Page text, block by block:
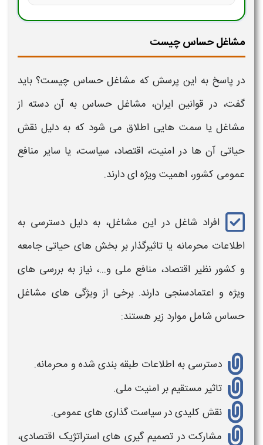
مشاغل حساس چیست
در پاسخ به این پرسش که مشاغل حساس چیست؟ باید
گفت، در قوانین ایران، مشاغل حساس به آن دسته از
مشاغل یا سمت هایی اطلاق می شود که به دلیل نقش
حیاتی آن ها در امنیت، اقتصاد، سیاست، یا سایر منافع
عمومی کشور، اهمیت ویژه ای دارند.
افراد شاغل در این مشاغل، به دلیل دسترسی به
اطلاعات محرمانه یا تاثیرگذار بر بخش های حیاتی جامعه
و کشور نظیر اقتصاد، منافع ملی و...، نیاز به بررسی های
ویژه و اعتمادسنجی دارند. برخی از ویژگی های مشاغل
حساس شامل موارد زیر هستند:
دسترسی به اطلاعات طبقه بندی شده و محرمانه.
تاثیر مستقیم بر امنیت ملی.
نقش کلیدی در سیاست گذاری های عمومی.
مشارکت در تصمیم گیری های استراتژیک اقتصادی،